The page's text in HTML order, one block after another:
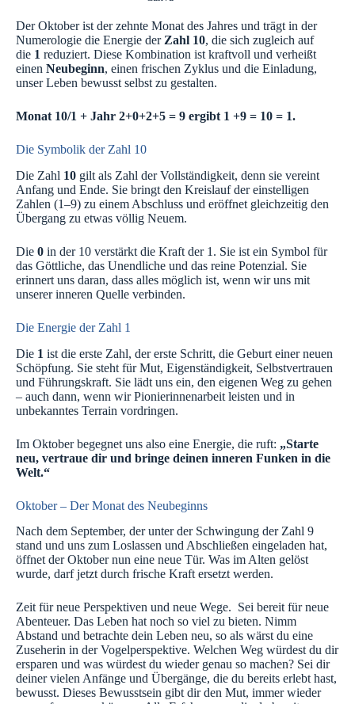
Der Oktober ist der zehnte Monat des Jahres und trägt in der
Numerologie die Energie der Zahl 10, die sich zugleich auf
die 1 reduziert. Diese Kombination ist kraftvoll und verheißt
einen Neubeginn, einen frischen Zyklus und die Einladung,
unser Leben bewusst selbst zu gestalten.
Monat 10/1 + Jahr 2+0+2+5 = 9 ergibt 1 +9 = 10 = 1.
Die Symbolik der Zahl 10
Die Zahl 10 gilt als Zahl der Vollständigkeit, denn sie vereint
Anfang und Ende. Sie bringt den Kreislauf der einstelligen
Zahlen (1–9) zu einem Abschluss und eröffnet gleichzeitig den
Übergang zu etwas völlig Neuem.
Die 0 in der 10 verstärkt die Kraft der 1. Sie ist ein Symbol für
das Göttliche, das Unendliche und das reine Potenzial. Sie
erinnert uns daran, dass alles möglich ist, wenn wir uns mit
unserer inneren Quelle verbinden.
Die Energie der Zahl 1
Die 1 ist die erste Zahl, der erste Schritt, die Geburt einer neuen
Schöpfung. Sie steht für Mut, Eigenständigkeit, Selbstvertrauen
und Führungskraft. Sie lädt uns ein, den eigenen Weg zu gehen
– auch dann, wenn wir Pionierinnenarbeit leisten und in
unbekanntes Terrain vordringen.
Im Oktober begegnet uns also eine Energie, die ruft: „Starte
neu, vertraue dir und bringe deinen inneren Funken in die
Welt.“
Oktober – Der Monat des Neubeginns
Nach dem September, der unter der Schwingung der Zahl 9
stand und uns zum Loslassen und Abschließen eingeladen hat,
öffnet der Oktober nun eine neue Tür. Was im Alten gelöst
wurde, darf jetzt durch frische Kraft ersetzt werden.
Zeit für neue Perspektiven und neue Wege. Sei bereit für neue
Abenteuer. Das Leben hat noch so viel zu bieten. Nimm
Abstand und betrachte dein Leben neu, so als wärst du eine
Zuseherin in der Vogelperspektive. Welchen Weg würdest du dir
ersparen und was würdest du wieder genau so machen? Sei dir
deiner vielen Anfänge und Übergänge, die du bereits erlebt hast,
bewusst. Dieses Bewusstsein gibt dir den Mut, immer wieder